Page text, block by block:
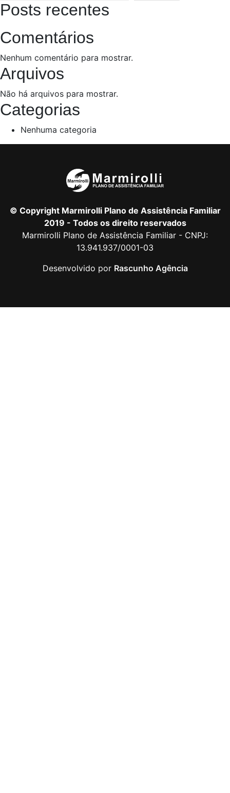
Posts recentes
Comentários
Nenhum comentário para mostrar.
Arquivos
Não há arquivos para mostrar.
Categorias
Nenhuma categoria
© Copyright Marmirolli Plano de Assistência Familiar
2019 - Todos os direito reservados
Marmirolli Plano de Assistência Familiar - CNPJ:
13.941.937/0001-03
Desenvolvido por Rascunho Agência